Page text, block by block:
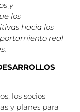
y
los
hacia los
real
los socios
y planes para